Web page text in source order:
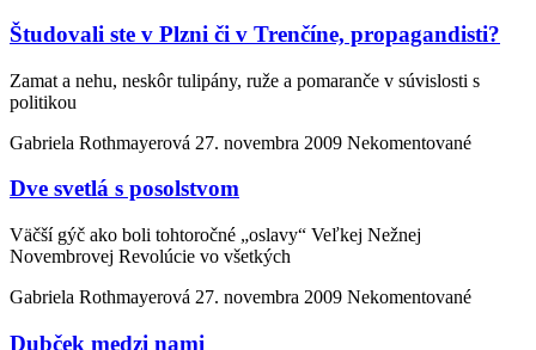
Študovali ste v Plzni či v Trenčíne, propagandisti?
Zamat a nehu, neskôr tulipány, ruže a pomaranče v súvislosti s
politikou
Gabriela Rothmayerová 27. novembra 2009 Nekomentované
Dve svetlá s posolstvom
Väčší gýč ako boli tohtoročné „oslavy“ Veľkej Nežnej
Novembrovej Revolúcie vo všetkých
Gabriela Rothmayerová 27. novembra 2009 Nekomentované
Dubček medzi nami